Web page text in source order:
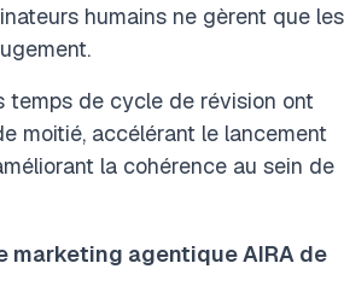
humains ne gèrent que les
temps de cycle de révision ont
moitié, accélérant le lancement
la cohérence au sein de
marketing agentique AIRA de